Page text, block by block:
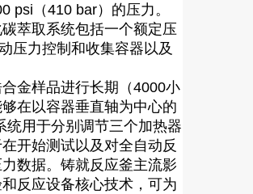
psi（410 bar）的压力。
萃取系统包括一个额定压
压力控制和收集容器以及
金样品进行长期（4000小
在以容器垂直轴为中心的
统用于分别调节三个加热器
开始测试以及对全自动反
数据。铸就反应釜主流影
反应设备核心技术，可为